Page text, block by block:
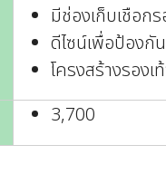
มีช่องเก็บเชือก
ดีไซน์เพื่อป้องกั
โครงสร้างรอง
3,700